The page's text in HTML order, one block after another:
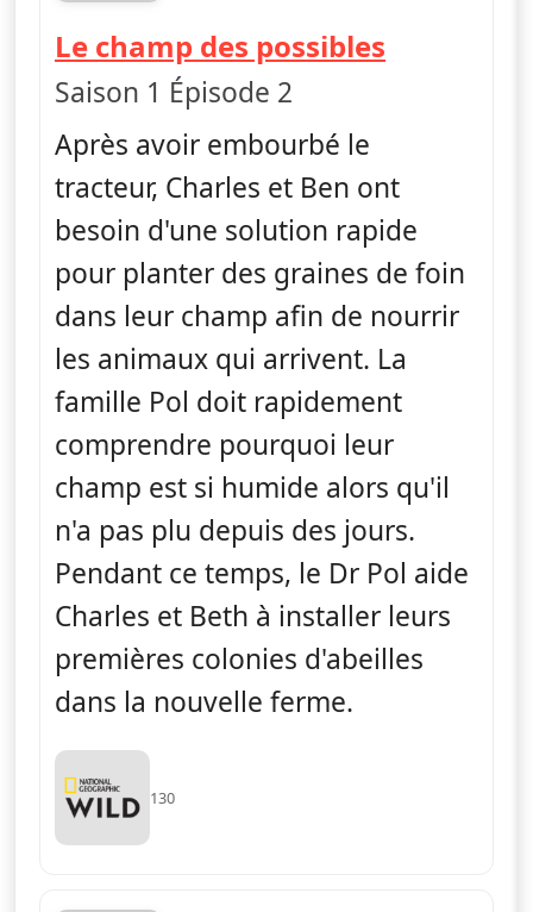
fin 05h25
Le champ des possibles
Saison 1 Épisode 2
Après avoir embourbé le
tracteur, Charles et Ben ont
besoin d'une solution rapide
pour planter des graines de foin
dans leur champ afin de nourrir
les animaux qui arrivent. La
famille Pol doit rapidement
comprendre pourquoi leur
champ est si humide alors qu'il
n'a pas plu depuis des jours.
Pendant ce temps, le Dr Pol aide
Charles et Beth à installer leurs
premières colonies d'abeilles
dans la nouvelle ferme.
130